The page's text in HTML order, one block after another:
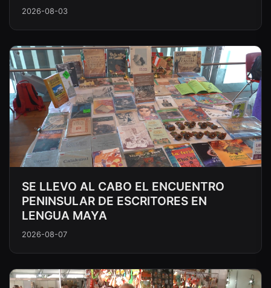
2026-08-03
SE LLEVO AL CABO EL ENCUENTRO
PENINSULAR DE ESCRITORES EN
LENGUA MAYA
2026-08-07